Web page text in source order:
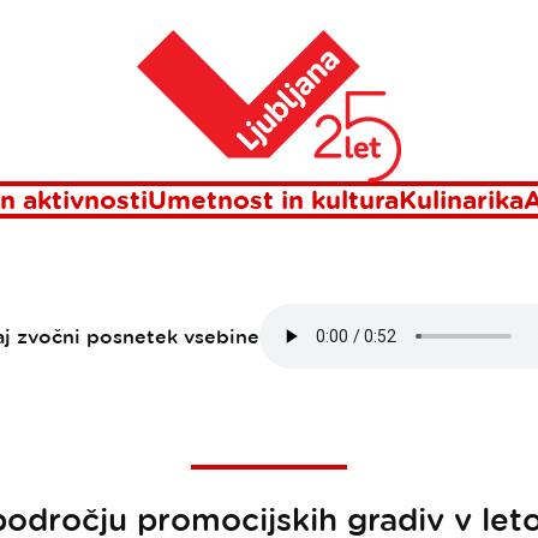
aktivnostiUmetnost in kulturaKulinarika
ima novo serijo promocijskih plakatov
IMA NOVO
zvočni posnetek vsebine
promocijskih gradiv v